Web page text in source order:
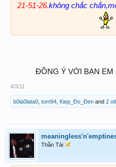
21-51-26.không chắc
ĐỒNG Ý VỚI BẠN EM
4/3/11
b0la0lata0 tom94 Kiep_Đo_Đen and 2
Thần Tài